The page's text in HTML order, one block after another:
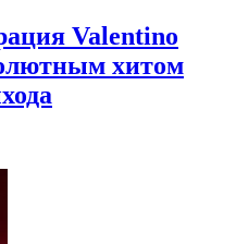
Valentino
хитом